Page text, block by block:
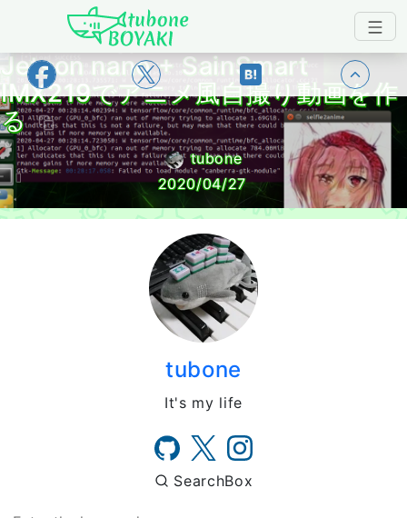
Japanese IT Developer's Blog tubone
Jetson nano + SainSmart
IMX219でアニメ風自撮り動画を作
る
tubone
2020/04/27
tubone
It's my life
SearchBox
トップ